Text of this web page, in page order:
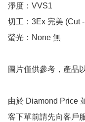
淨度：VVS1
切工：3Ex 完美 (Cut
螢光：None 無
圖片僅供參考，產品
由於 Diamond Price
客下單前請先向客戶